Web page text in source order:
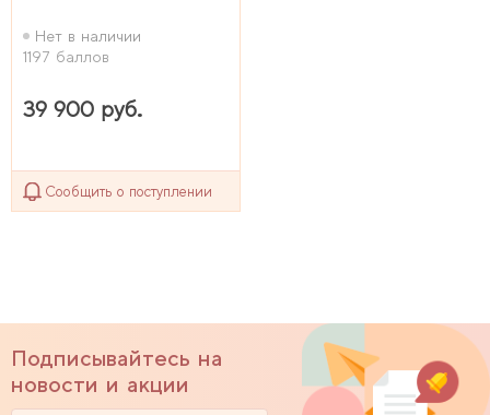
Нет в наличии
1197 баллов
39 900 руб.
Сообщить о поступлении
Подписывайтесь на
новости и акции